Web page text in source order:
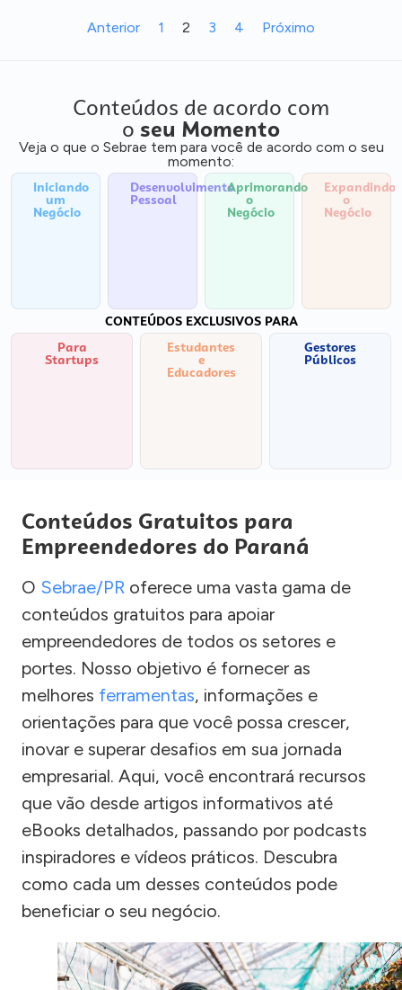
Anterior 1 2 3 4 Próximo
Conteúdos de acordo com
o seu Momento
Veja o que o Sebrae tem para você de acordo com o seu
momento:
Iniciando
um
Negócio
Desenvolvimento
Pessoal
Aprimorando
o
Negócio
Expandindo
o
Negócio
CONTEÚDOS EXCLUSIVOS PARA
Para
Startups
Estudantes
e
Educadores
Gestores
Públicos
Conteúdos Gratuitos para
Empreendedores do Paraná
O Sebrae/PR oferece uma vasta gama de
conteúdos gratuitos para apoiar
empreendedores de todos os setores e
portes. Nosso objetivo é fornecer as
melhores ferramentas, informações e
orientações para que você possa crescer,
inovar e superar desafios em sua jornada
empresarial. Aqui, você encontrará recursos
que vão desde artigos informativos até
eBooks detalhados, passando por podcasts
inspiradores e vídeos práticos. Descubra
como cada um desses conteúdos pode
beneficiar o seu negócio.